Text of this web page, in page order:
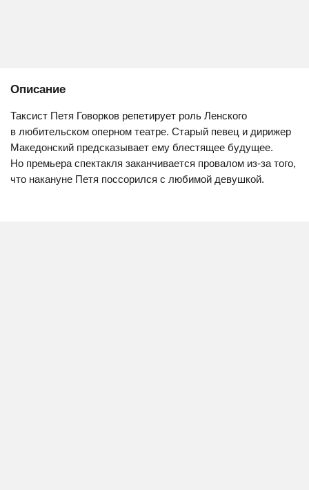
Описание
Таксист Петя Говорков репетирует роль Ленского
в любительском оперном театре. Старый певец и дирижер
Македонский предсказывает ему блестящее будущее.
Но премьера спектакля заканчивается провалом из-за того,
что накануне Петя поссорился с любимой девушкой.